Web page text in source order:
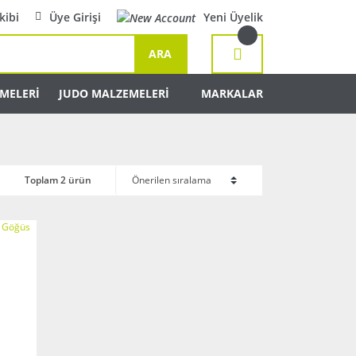
Üye Girişi Yeni Üyelik
ARA
JUDO MALZEMELERİ MARKALAR
Toplam 2 ürün